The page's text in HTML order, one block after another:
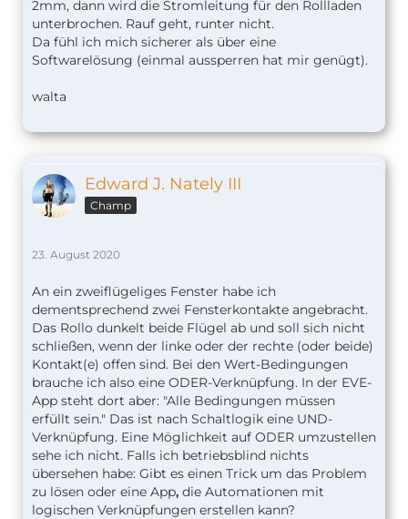
2mm, dann wird die Stromleitung für den Rollladen
unterbrochen. Rauf geht, runter nicht.
Da fühl ich mich sicherer als über eine
Softwarelösung (einmal aussperren hat mir genügt).
walta
Edward J. Nately III
Champ
23. August 2020
An ein zweiflügeliges Fenster habe ich
dementsprechend zwei Fensterkontakte angebracht.
Das Rollo dunkelt beide Flügel ab und soll sich nicht
schließen, wenn der linke oder der rechte (oder beide)
Kontakt(e) offen sind. Bei den Wert-Bedingungen
brauche ich also eine ODER-Verknüpfung. In der EVE-
App steht dort aber: "Alle Bedingungen müssen
erfüllt sein." Das ist nach Schaltlogik eine UND-
Verknüpfung. Eine Möglichkeit auf ODER umzustellen
sehe ich nicht. Falls ich betriebsblind nichts
übersehen habe: Gibt es einen Trick um das Problem
zu lösen oder eine App, die Automationen mit
logischen Verknüpfungen erstellen kann?